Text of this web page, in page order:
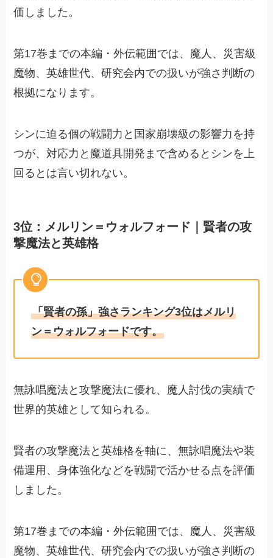
価しました。
第17巻までの本編・外伝範囲では、魔人、災害級
魔物、英雄世代、研究会内での扱いが強さ判断の
根拠になります。
シンに迫る個の戦闘力と国家崩壊級の影響力を持
つが、対応力と魔道具開発まで含めるとシンを上
回るとは言い切れない。
3位：メルリン＝ウォルフォード｜賢者の攻
撃魔法と英雄格
「賢者の孫」強さランキング3位はメルリ
ン＝ウォルフォードです。
無詠唱魔法と攻撃魔法に優れ、魔人討伐の実績で
世界的英雄として知られる。
賢者の攻撃魔法と英雄格を軸に、無詠唱魔法や装
備運用、身体強化などを戦闘で活かせる点を評価
しました。
第17巻までの本編・外伝範囲では、魔人、災害級
魔物、英雄世代、研究会内での扱いが強さ判断の